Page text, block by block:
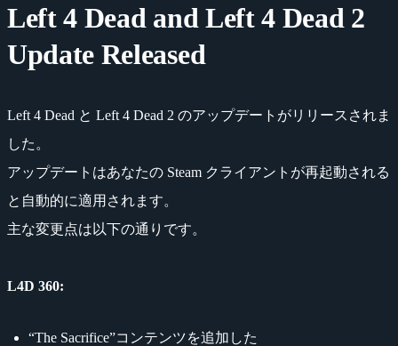
Left 4 Dead and Left 4 Dead 2
Update Released
Left 4 Dead と Left 4 Dead 2 のアップデートがリリースされま
した。
アップデートはあなたの Steam クライアントが再起動される
と自動的に適用されます。
主な変更点は以下の通りです。
L4D 360:
“The Sacrifice”コンテンツを追加した